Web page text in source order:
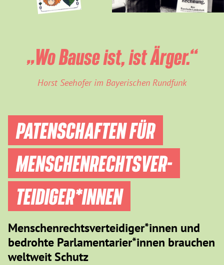
„Wo Bause ist, ist Ärger.“
Horst Seehofer im Bayerischen Rundfunk
PATENSCHAFTEN FÜR
MENSCHEN­RECHTS­VER­
TEIDIGER­*INNEN
Menschenrechtsverteidiger*innen und
bedrohte Parlamentarier*innen brauchen
weltweit Schutz